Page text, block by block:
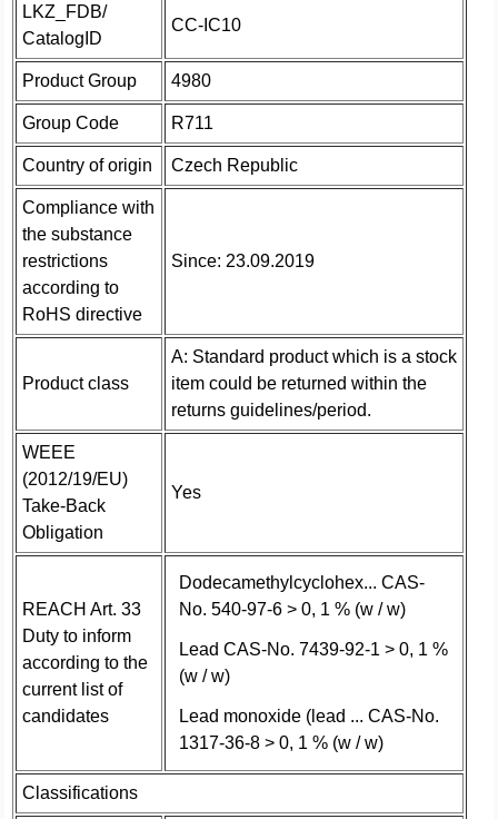
LKZ_FDB/
CatalogID
CC-IC10
Product Group 4980
Group Code R711
Country of origin Czech Republic
Compliance with
the substance
restrictions
according to
RoHS directive
Since: 23.09.2019
Product class
A: Standard product which is a stock
item could be returned within the
returns guidelines/period.
WEEE
(2012/19/EU)
Take-Back
Obligation
Yes
REACH Art. 33
Duty to inform
according to the
current list of
candidates
Dodecamethylcyclohex... CAS-
No. 540-97-6 > 0, 1 % (w / w)
Lead CAS-No. 7439-92-1 > 0, 1 %
(w / w)
Lead monoxide (lead ... CAS-No.
1317-36-8 > 0, 1 % (w / w)
Classifications